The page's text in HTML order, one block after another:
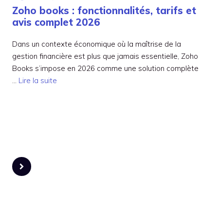
Zoho books : fonctionnalités, tarifs et
avis complet 2026
Dans un contexte économique où la maîtrise de la
gestion financière est plus que jamais essentielle, Zoho
Books s’impose en 2026 comme une solution complète
… Lire la suite